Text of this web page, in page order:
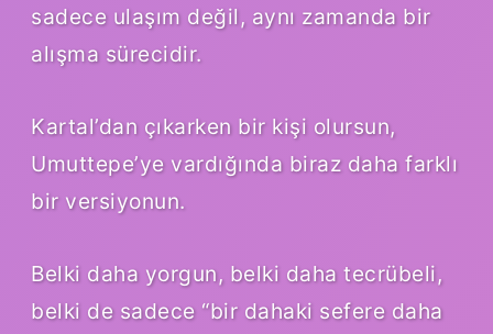
sadece ulaşım değil, aynı zamanda bir
alışma sürecidir.
Kartal’dan çıkarken bir kişi olursun,
Umuttepe’ye vardığında biraz daha farklı
bir versiyonun.
Belki daha yorgun, belki daha tecrübeli,
belki de sadece “bir dahaki sefere daha